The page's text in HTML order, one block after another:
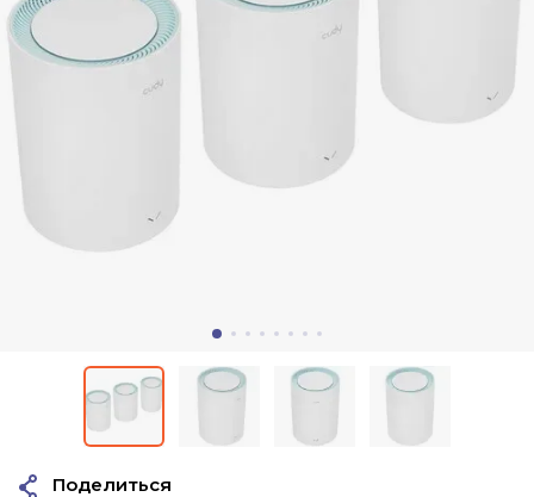
Поделиться